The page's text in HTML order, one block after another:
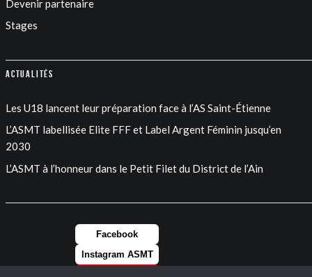
Devenir partenaire
Stages
Actualités
Les U18 lancent leur préparation face à l’AS Saint-Étienne
L’ASMT labellisée Elite FFF et Label Argent Féminin jusqu’en
2030
L’ASMT à l’honneur dans le Petit Filet du District de l’Ain
Facebook
Instagram ASMT